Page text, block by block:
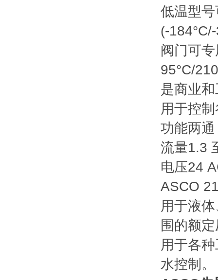
低温型
(-
阀门可
95°C/
是商业
用于控
功能两
流量1.3
电压24
ASCO
用于液
围的额
用于各
水控制。